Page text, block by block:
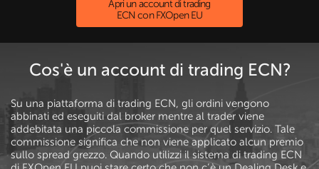
Apri un account di trading
ECN con FXOpen EU
Cos'è un account di trading ECN?
Su una piattaforma di trading ECN, gli ordini vengono
abbinati ed eseguiti dal broker mentre al trader viene
addebitata una piccola commissione per quel servizio. Tale
commissione significa che non viene applicato alcun premio
sullo spread grezzo. Quando utilizzi il sistema di trading ECN